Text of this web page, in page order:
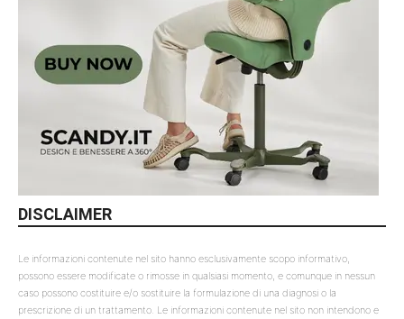
DISCLAIMER
Le informazioni contenute nel sito hanno esclusivamente scopo informativo,
possono essere modificate o rimosse in qualsiasi momento, e comunque in nessun
caso possono costituire e/o sostituire la formulazione di una diagnosi o la
prescrizione di un trattamento. Le informazioni contenute nel sito non intendono e